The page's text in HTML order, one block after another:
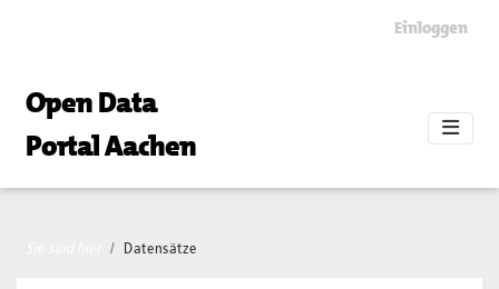
Einloggen
Open Data
Portal Aachen
Datensätze